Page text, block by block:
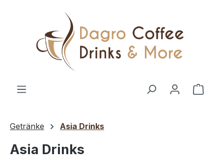
Zum Hauptinhalt springen
Getränke Asia Drinks
Asia Drinks